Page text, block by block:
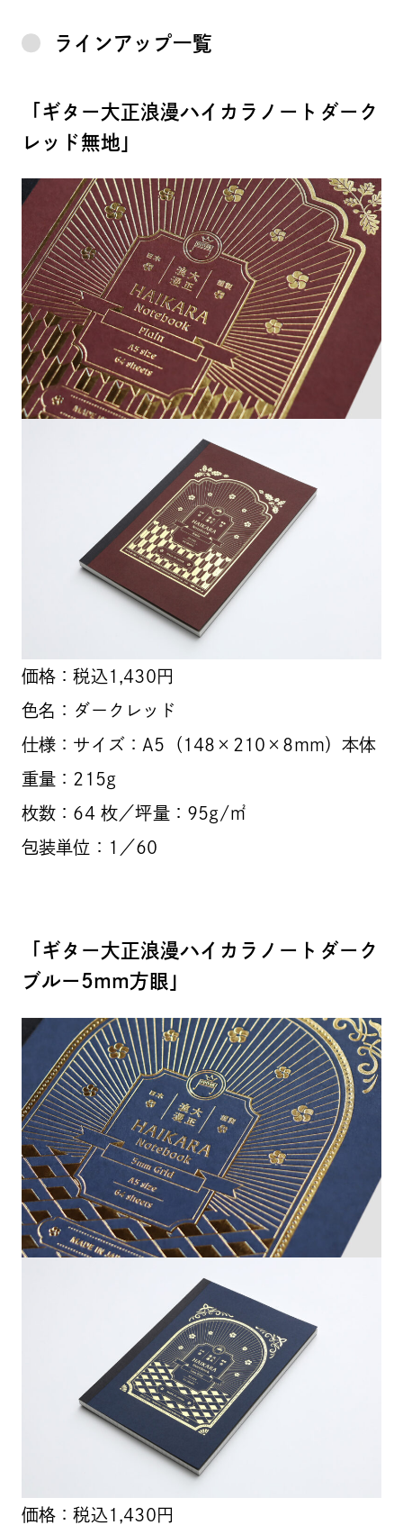
ラインアップ一覧
「ギター大正浪漫ハイカラノートダーク
レッド無地」
価格：税込1,430円
色名：ダークレッド
仕様：サイズ：A5（148×210×8mm）本体
重量：215g
枚数：64 枚／坪量：95g/㎡
包装単位：1／60
「ギター大正浪漫ハイカラノートダーク
ブルー5mm方眼」
価格：税込1,430円